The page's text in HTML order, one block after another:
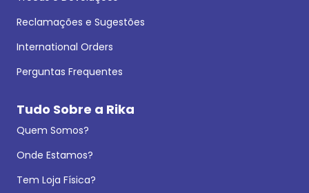
Reclamações e Sugestões
International Orders
Perguntas Frequentes
Tudo Sobre a Rika
Quem Somos?
Onde Estamos?
Tem Loja Física?